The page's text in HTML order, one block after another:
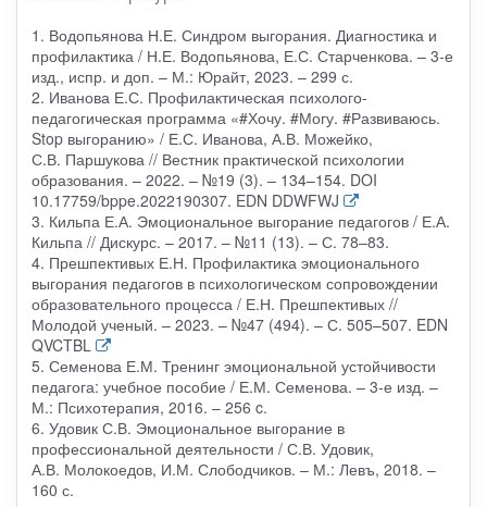
1. Водопьянова Н.Е. Синдром выгорания. Диагностика и
профилактика / Н.Е. Водопьянова, Е.С. Старченкова. – 3-е
изд., испр. и доп. – М.: Юрайт, 2023. – 299 с.
2. Иванова Е.С. Профилактическая психолого-
педагогическая программа «#Хочу. #Могу. #Развиваюсь.
Stop выгоранию» / Е.С. Иванова, А.В. Можейко,
С.В. Паршукова // Вестник практической психологии
образования. – 2022. – №19 (3). – 134–154. DOI
10.17759/bppe.2022190307. EDN DDWFWJ
3. Кильпа Е.А. Эмоциональное выгорание педагогов / Е.А.
Кильпа // Дискурс. – 2017. – №11 (13). – С. 78–83.
4. Прешпективых Е.Н. Профилактика эмоционального
выгорания педагогов в психологическом сопровождении
образовательного процесса / Е.Н. Прешпективых //
Молодой ученый. – 2023. – №47 (494). – С. 505–507. EDN
QVCTBL
5. Семенова Е.М. Тренинг эмоциональной устойчивости
педагога: учебное пособие / Е.М. Семенова. – 3-е изд. –
М.: Психотерапия, 2016. – 256 c.
6. Удовик С.В. Эмоциональное выгорание в
профессиональной деятельности / С.В. Удовик,
А.В. Молокоедов, И.М. Слободчиков. – М.: Левъ, 2018. –
160 с.